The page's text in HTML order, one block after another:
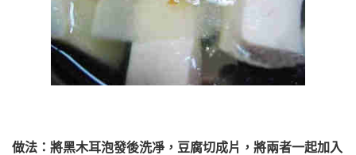
做法：將黑木耳泡發後洗凈，豆腐切成片，將兩者一起加入